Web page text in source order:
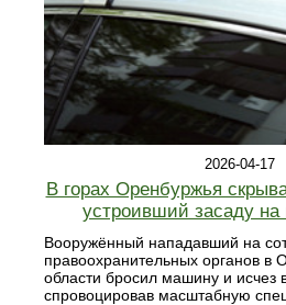
2026-04-17
В горах Оренбуржья
устроивший засаду на
Вооружённый нападавший на
правоохранительных органов в
области бросил машину и исчез
спровоцировав масштабную